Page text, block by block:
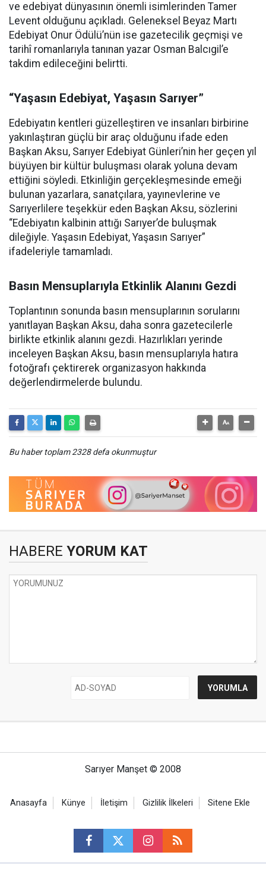
ve edebiyat dünyasının önemli isimlerinden Tamer
Levent olduğunu açıkladı. Geleneksel Beyaz Martı
Edebiyat Onur Ödülü’nün ise gazetecilik geçmişi ve
tarihî romanlarıyla tanınan yazar Osman Balcıgil’e
takdim edileceğini belirtti.
“Yaşasın Edebiyat, Yaşasın Sarıyer”
Edebiyatın kentleri güzelleştiren ve insanları birbirine
yakınlaştıran güçlü bir araç olduğunu ifade eden
Başkan Aksu, Sarıyer Edebiyat Günleri’nin her geçen yıl
büyüyen bir kültür buluşması olarak yoluna devam
ettiğini söyledi. Etkinliğin gerçekleşmesinde emeği
bulunan yazarlara, sanatçılara, yayınevlerine ve
Sarıyerlilere teşekkür eden Başkan Aksu, sözlerini
“Edebiyatın kalbinin attığı Sarıyer’de buluşmak
dileğiyle. Yaşasın Edebiyat, Yaşasın Sarıyer”
ifadeleriyle tamamladı.
Basın Mensuplarıyla Etkinlik Alanını Gezdi
Toplantının sonunda basın mensuplarının sorularını
yanıtlayan Başkan Aksu, daha sonra gazetecilerle
birlikte etkinlik alanını gezdi. Hazırlıkları yerinde
inceleyen Başkan Aksu, basın mensuplarıyla hatıra
fotoğrafı çektirerek organizasyon hakkında
değerlendirmelerde bulundu.
Bu haber toplam 2328 defa okunmuştur
HABERE YORUM KAT
Sarıyer Manşet © 2008
Anasayfa Künye İletişim Gizlilik İlkeleri Sitene Ekle